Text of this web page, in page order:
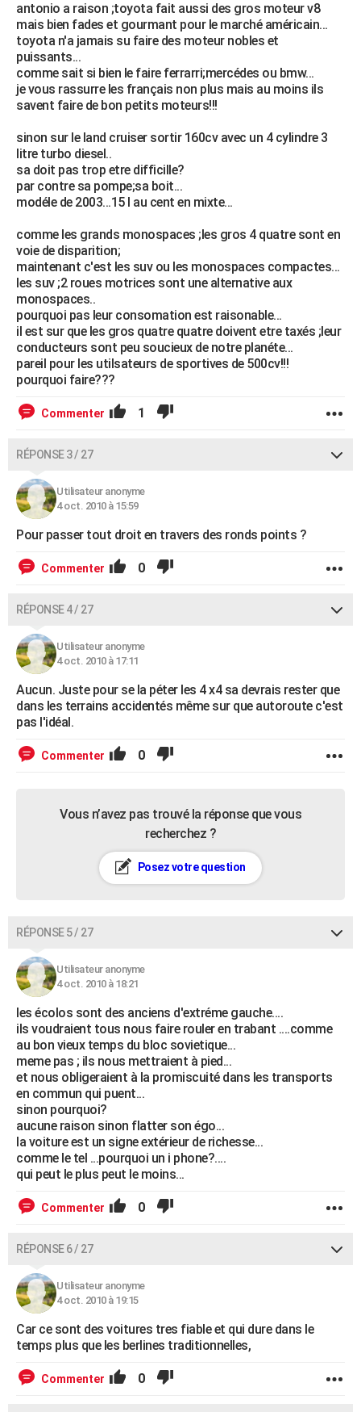
antonio a raison ;toyota fait aussi des gros moteur v8
mais bien fades et gourmant pour le marché américain...
toyota n'a jamais su faire des moteur nobles et
puissants...
comme sait si bien le faire ferrarri;mercédes ou bmw...
je vous rassurre les français non plus mais au moins ils
savent faire de bon petits moteurs!!!
sinon sur le land cruiser sortir 160cv avec un 4 cylindre 3
litre turbo diesel..
sa doit pas trop etre difficille?
par contre sa pompe;sa boit...
modéle de 2003...15 l au cent en mixte...
comme les grands monospaces ;les gros 4 quatre sont en
voie de disparition;
maintenant c'est les suv ou les monospaces compactes...
les suv ;2 roues motrices sont une alternative aux
monospaces..
pourquoi pas leur consomation est raisonable...
il est sur que les gros quatre quatre doivent etre taxés ;leur
conducteurs sont peu soucieux de notre planéte...
pareil pour les utilsateurs de sportives de 500cv!!!
pourquoi faire???
Commenter 1
RÉPONSE 3 / 27
Utilisateur anonyme
4 oct. 2010 à 15:59
Pour passer tout droit en travers des ronds points ?
Commenter 0
RÉPONSE 4 / 27
Utilisateur anonyme
4 oct. 2010 à 17:11
Aucun. Juste pour se la péter les 4 x4 sa devrais rester que
dans les terrains accidentés même sur que autoroute c'est
pas l'idéal.
Commenter 0
Vous n’avez pas trouvé la réponse que vous
recherchez ?
Posez votre question
RÉPONSE 5 / 27
Utilisateur anonyme
4 oct. 2010 à 18:21
les écolos sont des anciens d'extréme gauche....
ils voudraient tous nous faire rouler en trabant ....comme
au bon vieux temps du bloc sovietique...
meme pas ; ils nous mettraient à pied...
et nous obligeraient à la promiscuité dans les transports
en commun qui puent...
sinon pourquoi?
aucune raison sinon flatter son égo...
la voiture est un signe extérieur de richesse...
comme le tel ...pourquoi un i phone?....
qui peut le plus peut le moins...
Commenter 0
RÉPONSE 6 / 27
Utilisateur anonyme
4 oct. 2010 à 19:15
Car ce sont des voitures tres fiable et qui dure dans le
temps plus que les berlines traditionnelles,
Commenter 0